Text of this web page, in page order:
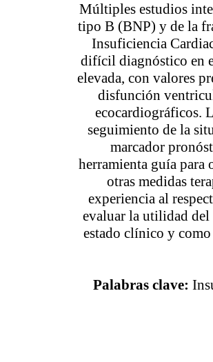
Múltiples estudios
tipo B (BNP) y de la
Insuficiencia
difícil diagnóstico en
elevada, con valores
disfunción
ecocardiográficos.
seguimiento de la
marcador
herramienta guía
otras medidas
experiencia al
evaluar la utilidad
estado clínico y
Palabras clave: